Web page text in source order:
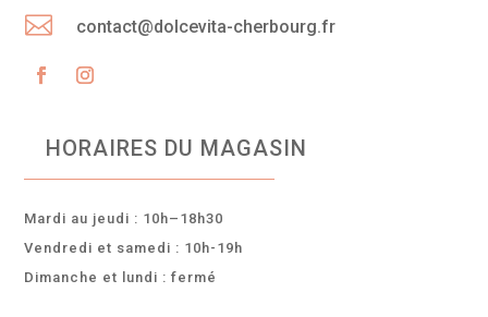
 contact@dolcevita-cherbourg.fr
HORAIRES DU MAGASIN
Mardi au jeudi : 10h–18h30
Vendredi et samedi : 10h-19h
Dimanche et lundi : fermé